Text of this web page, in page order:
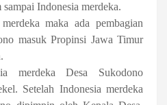
Indonesia merdeka.
maka ada pembagian
masuk Propinsi Jawa Timur
merdeka Desa Sukodono
Setelah Indonesia merdeka